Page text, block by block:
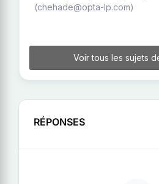
(chehade@opta-lp.com)
Voir tous les sujets
RÉPONSES